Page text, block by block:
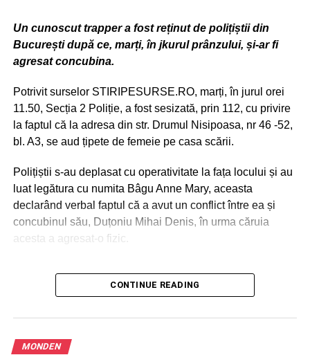
Un cunoscut trapper a fost reținut de polițiștii din
București după ce, marți, în jkurul prânzului, și-ar fi
agresat concubina.
Potrivit surselor STIRIPESURSE.RO, marți, în jurul orei
11.50, Secția 2 Poliție, a fost sesizată, prin 112, cu privire
la faptul că la adresa din str. Drumul Nisipoasa, nr 46 -52,
bl. A3, se aud țipete de femeie pe casa scării.
Polițiștii s-au deplasat cu operativitate la fața locului și au
luat legătura cu numita Bâgu Anne Mary, aceasta
declarând verbal faptul că a avut un conflict între ea și
concubinul său, Duțoniu Mihai Denis, în urma căruia
acesta a agresat-o fizic.
ADVERTISEMENT
A fost si identificat autorul Duțoniu Mihai Denis ( zis și
Yakki – cunoscut pe youtube ca fiind trapper), ambele
acordarea îngrijirilor medicale.
CONTINUE READING
MONDEN